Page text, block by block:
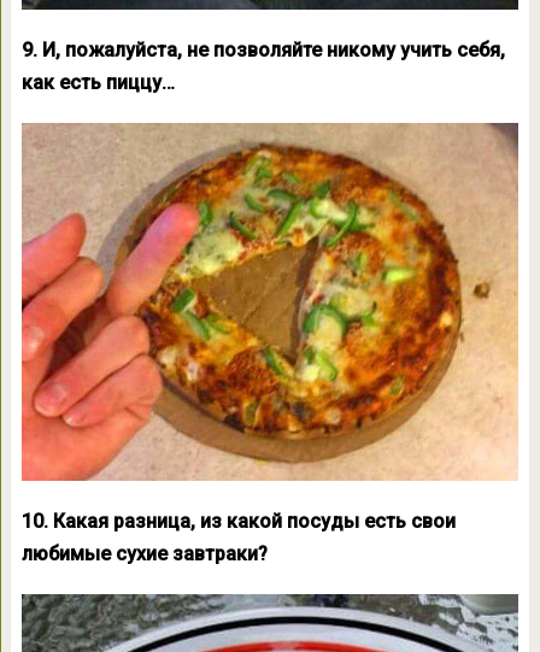
9. И, пожалуйста, не позволяйте никому учить себя,
как есть пиццу…
10. Какая разница, из какой посуды есть свои
любимые сухие завтраки?